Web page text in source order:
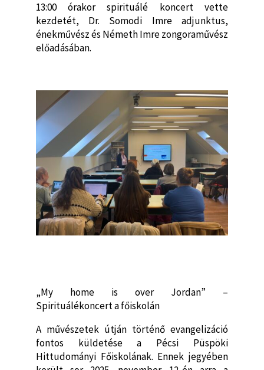
13:00 órakor spirituálé koncert vette
kezdetét, Dr. Somodi Imre adjunktus,
énekművész és Németh Imre zongoraművész
előadásában.
„My home is over Jordan” –
Spirituálékoncert a főiskolán
A művészetek útján történő evangelizáció
fontos küldetése a Pécsi Püspöki
Hittudományi Főiskolának. Ennek jegyében